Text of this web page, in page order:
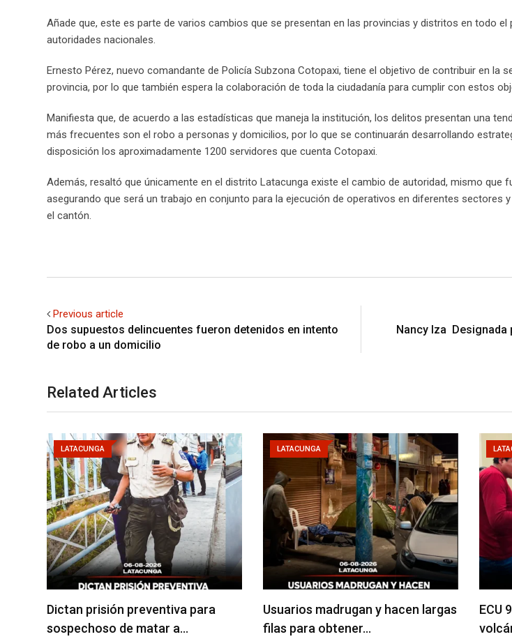
Añade que, este es parte de varios cambios que se presentan en las provincias y distritos en todo el
autoridades nacionales.
Ernesto Pérez, nuevo comandante de Policía Subzona Cotopaxi, tiene el objetivo de contribuir en la
provincia, por lo que también espera la colaboración de toda la ciudadanía para cumplir con estos
Manifiesta que, de acuerdo a las estadísticas que maneja la institución, los delitos presentan una
más frecuentes son el robo a personas y domicilios, por lo que se continuarán desarrollando
disposición los aproximadamente 1200 servidores que cuenta Cotopaxi.
Además, resaltó que únicamente en el distrito Latacunga existe el cambio de autoridad, mismo que
asegurando que será un trabajo en conjunto para la ejecución de operativos en diferentes sectores
el cantón.
Previous article
Dos supuestos delincuentes fueron detenidos en intento
de robo a un domicilio
Nancy Iza Designada
Related Articles
LATACUNGA
Dictan prisión preventiva para
sospechoso de matar a…
LATACUNGA
Usuarios madrugan y hacen largas
filas para obtener…
ECU